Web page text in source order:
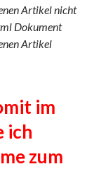
Artikel nicht
Dokument
Artikel
im
ich
zum